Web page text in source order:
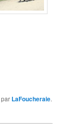
par LaFoucheraie.